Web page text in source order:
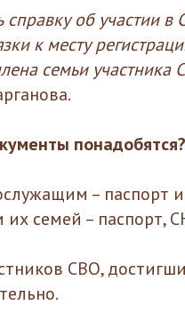
справку об участии
к месту
семьи участника
понадобятся?
– паспорт
семей – паспорт,
СВО,